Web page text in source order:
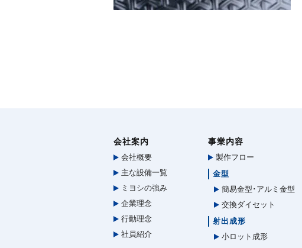
会社案内
会社概要
主な設備一覧
ミヨシの強み
企業理念
行動理念
社員紹介
事業内容
製作フロー
金型
簡易金型･アルミ金型
交換ダイセット
射出成形
小ロット成形